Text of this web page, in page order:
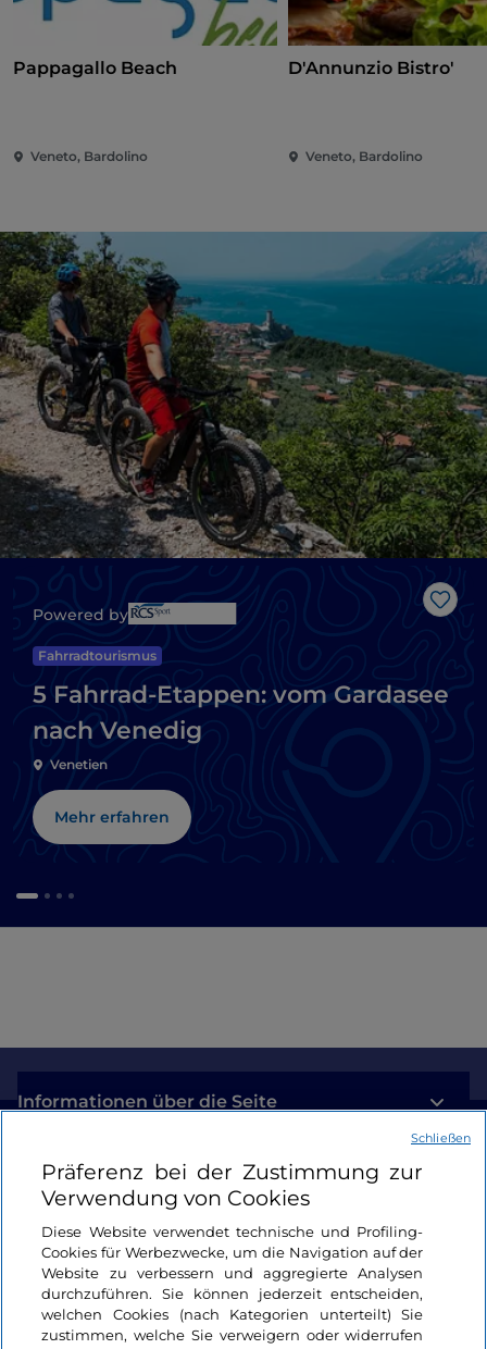
Pappagallo Beach
Veneto, Bardolino
D'Annunzio Bistro'
Veneto, Bardolino
Like
Powered by
Fahrradtourismus
5 Fahrrad-Etappen: vom Gardasee
nach Venedig
Venetien
Mehr erfahren
Informationen über die Seite
Nützliche Links
Login
Bleiben wir in Kontakt
Präferenz bei der Zustimmung zur
Verwendung von Cookies
Diese Website verwendet technische und Profiling-
Cookies für Werbezwecke, um die Navigation auf der
Website zu verbessern und aggregierte Analysen
durchzuführen. Sie können jederzeit entscheiden,
welchen Cookies (nach Kategorien unterteilt) Sie
zustimmen, welche Sie verweigern oder widerrufen
Schließen